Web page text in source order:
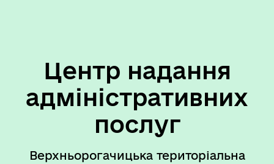
Центр надання
адміністративних
послуг
Верхньорогачицька територіальна